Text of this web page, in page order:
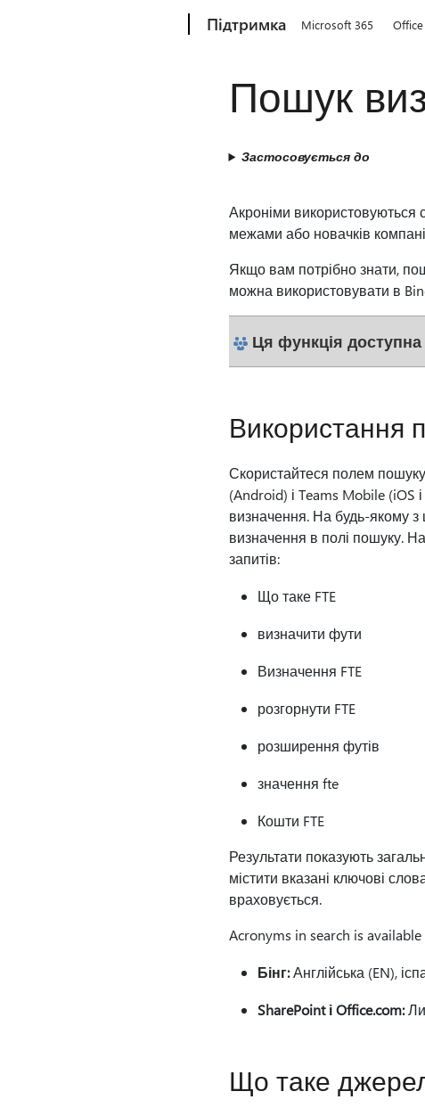
Підтримка Microsoft 365 Office
Пошук
Застосовується до
Акроніми використовуються
межами або новачків
Якщо вам потрібно знати,
можна використовувати в
Ця функція
Використання
Скористайтеся полем
(Android) і Teams Mobile (iOS
визначення. На будь-якому з
визначення в полі пошуку.
запитів:
Що таке FTE
визначити фути
Визначення FTE
розгорнути FTE
розширення футів
значення fte
Кошти FTE
Результати показують
містити вказані ключові
враховується.
Acronyms in search is
Бінг:Англійська (EN),
SharePoint і Office.com:
Що таке